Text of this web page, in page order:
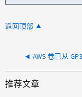
返回顶部
推荐文章